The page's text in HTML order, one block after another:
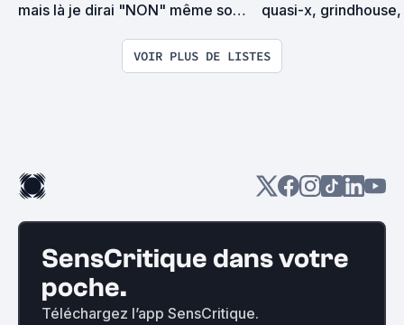
mais là je dirai "NON" même sous
quasi-x,
VOIR PLUS DE LISTES
SensCritique dans votre
poche.
Téléchargez l’app SensCritique.